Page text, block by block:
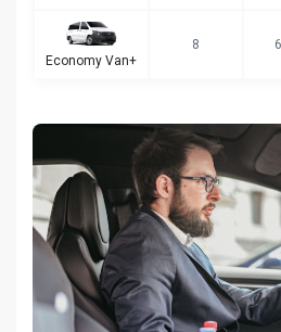
Economy Van+
8 6